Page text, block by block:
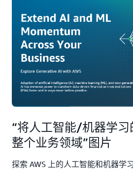
“将人工智能/机器学习
整个业务领域”图片
探索 AWS 上的人工智能和机器学